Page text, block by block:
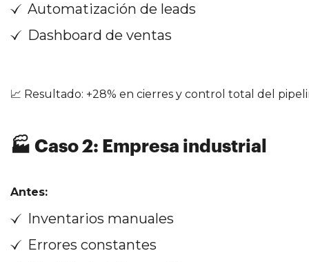
Automatización de leads
Dashboard de ventas
📈 Resultado: +28% en cierres y control total del
🏭 Caso 2: Empresa industrial
Antes:
Inventarios manuales
Errores constantes